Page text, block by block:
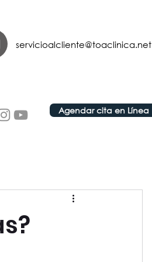
servicioalcliente@toaclinica.net
Agendar cita en Línea